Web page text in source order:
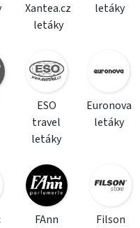
Xantea.cz
letáky
letáky
ESO
travel
letáky
Euronova
letáky
FAnn
Filson